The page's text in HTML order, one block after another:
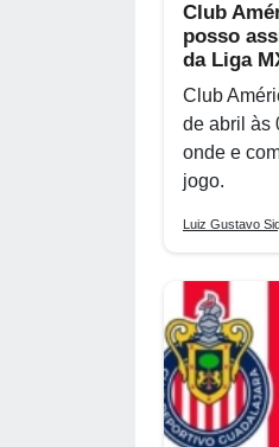
Club
posso
da Liga
Club
de abril às
onde e
jogo.
Luiz Gustavo